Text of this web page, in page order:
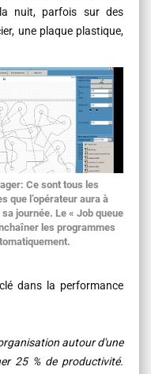
nuit, parfois sur des
une plaque plastique,
: Ce sont tous les
que l’opérateur aura à
journée. Le « Job queue
les programmes
dans la performance
autour d'une
25 % de productivité.